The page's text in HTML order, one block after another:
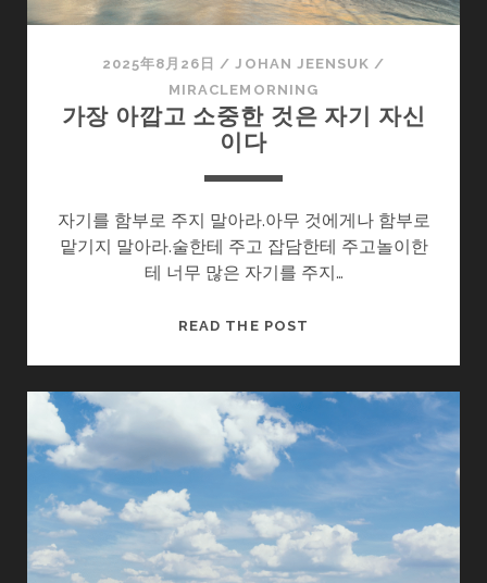
2025年8月26日 /JOHAN JEENSUK /
MIRACLEMORNING
가장 아깝고 소중한 것은 자기 자신
이다
자기를 함부로 주지 말아라.아무 것에게나 함부로
맡기지 말아라.술한테 주고 잡담한테 주고놀이한
테 너무 많은 자기를 주지…
READ THE POST
깝
고
중
것
은